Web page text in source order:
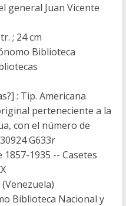
general Juan Vicente
; 24 cm
Biblioteca
: Tip. Americana
perteneciente a la
con el número de
G633r
1857-1935 -- Casetes
Biblioteca Nacional y